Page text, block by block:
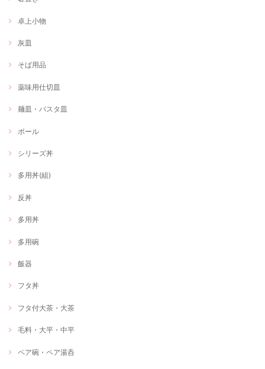
卓上小物
灰皿
そば用品
薬味用仕切皿
麺皿・パスタ皿
ボール
シリーズ丼
多用丼(組)
反丼
多用丼
多用碗
飯器
フタ丼
フタ付大茶・大茶
毛料・大平・中平
ペア碗・ペア湯呑